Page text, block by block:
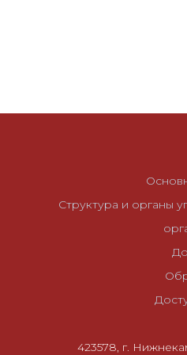
Структура и органы
423578, г.